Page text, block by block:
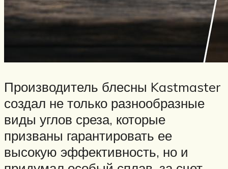
Производитель блесны Kastmaster
создал не только разнообразные
виды углов среза, которые
призваны гарантировать ее
высокую эффективность, но и